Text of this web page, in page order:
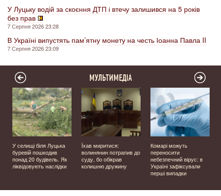
У Луцьку водій за скоєння ДТП і втечу залишився на 5 років
без прав
7 Серпня 2026 23:28
В Україні випустять пам’ятну монету на честь Іоанна Павла II
7 Серпня 2026 23:09
МУЛЬТИМЕДІА
У селищі біля Луцька
буревій пошкодив
понад 20 будівель. Як
ліквідовують наслідки
Їхав миритися:
волинянин потрапив до
суду, бо обікрав
колишню дружину
Комарі можуть
переносити
небезпечний вірус: в
Україні зафіксували
перші випадки